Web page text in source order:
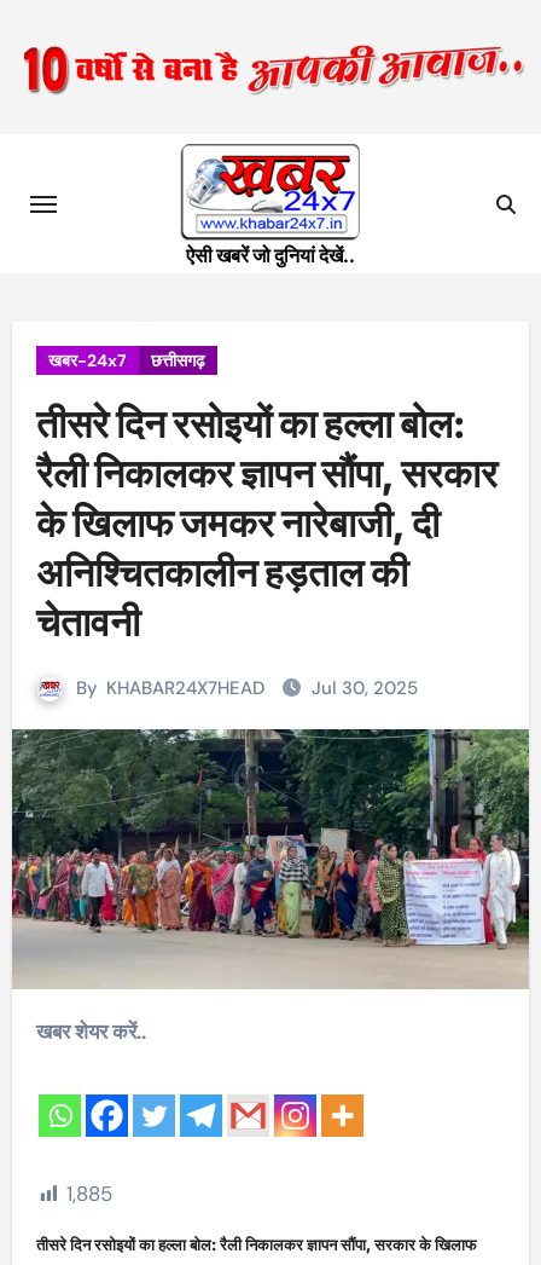
content
ऐसी खबरें जो दुनियां देखें..
खबर-24x7 छत्तीसगढ़
तीसरे दिन रसोइयों का हल्ला बोल:
रैली निकालकर ज्ञापन सौंपा, सरकार
के खिलाफ जमकर नारेबाजी, दी
अनिश्चितकालीन हड़ताल की
चेतावनी
By KHABAR24X7HEAD Jul 30, 2025
खबर शेयर करें..
1,885
तीसरे दिन रसोइयों का हल्ला बोल: रैली निकालकर ज्ञापन सौंपा, सरकार के खिलाफ